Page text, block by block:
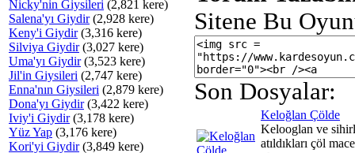
Nicky'nin Giysileri (2,821 kere)
Salena'yı Giydir(2,928 kere)
Keny'i Giydir(3,316 kere)
Silviya Giydir(3,027 kere)
Uma'yı Giydir(3,523 kere)
Jil'in Giysileri (2,747 kere)
Enna'nın Giysileri (2,879 kere)
Dona'yı Giydir(3,422 kere)
Iviy'i Giydir(3,178 kere)
Yüz Yap (3,176 kere)
Kori'yi Giydir(3,849 kere)
Sitene Bu
Son Dosyalar:
Keloğlan Çölde
Kelooglan ve
atıldıkları çöl